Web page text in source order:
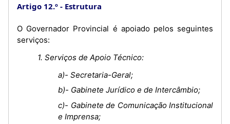
Artigo 12.º Estrutura
O Governador Provincial é apoiado pelos seguintes
serviços:
1. Serviços de Apoio Técnico:
a)- Secretaria-Geral;
b)- Gabinete Jurídico e de Intercâmbio;
c)- Gabinete de Comunicação Institucional
e Imprensa;